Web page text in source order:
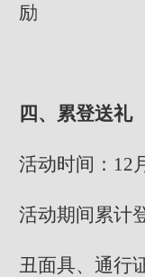
励
四、累登送礼
活动时间：12
活动期间累计
丑面具、通行